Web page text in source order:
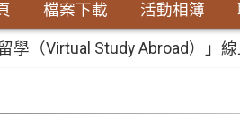
檔案下載 活動相簿
學（Virtual Study Abroad）」